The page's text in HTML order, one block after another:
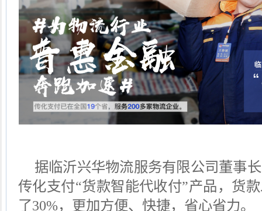
据临沂兴华物流服务有限公司董事
传化支付“货款智能代收付”产品，货
了30%，更加方便、快捷，省心省力。